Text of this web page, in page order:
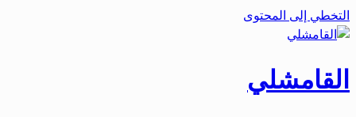
التخطي إلى المحتوى
القامشلي